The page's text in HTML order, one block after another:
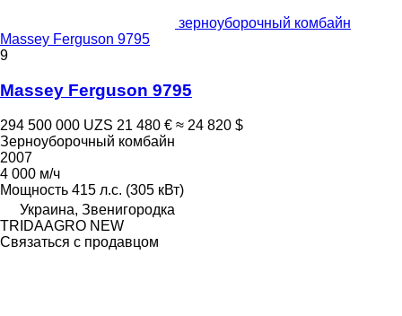
зерноуборочный комбайн
Massey Ferguson 9795
9
Massey Ferguson 9795
294 500 000 UZS 21 480 € ≈ 24 820 $
Зерноуборочный комбайн
2007
4 000 м/ч
Мощность 415 л.с. (305 кВт)
Украина, Звенигородка
TRIDAAGRO NEW
Связаться с продавцом